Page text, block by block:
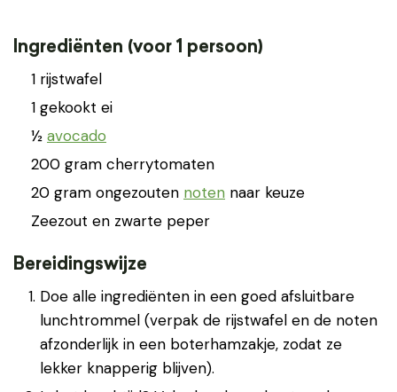
Ingrediënten (voor 1 persoon)
1 rijstwafel
1 gekookt ei
½ avocado
200 gram cherrytomaten
20 gram ongezouten noten naar keuze
Zeezout en zwarte peper
Bereidingswijze
Doe alle ingrediënten in een goed afsluitbare
lunchtrommel (verpak de rijstwafel en de noten
afzonderlijk in een boterhamzakje, zodat ze
lekker knapperig blijven).